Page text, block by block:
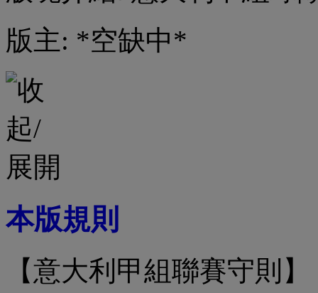
版主: *空缺中*
本版規則
【意大利甲組聯賽守則】